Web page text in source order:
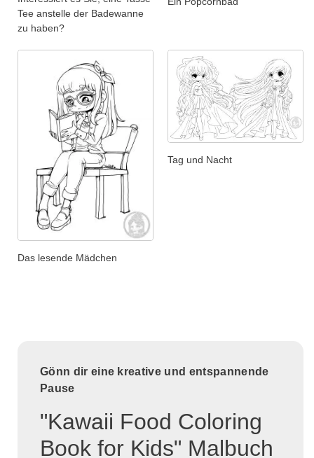
Tee anstelle der Badewanne
zu haben?
Das lesende Mädchen
Tag und Nacht
Gönn dir eine kreative und entspannende
Pause
"Kawaii Food Coloring
Book for Kids" Malbuch